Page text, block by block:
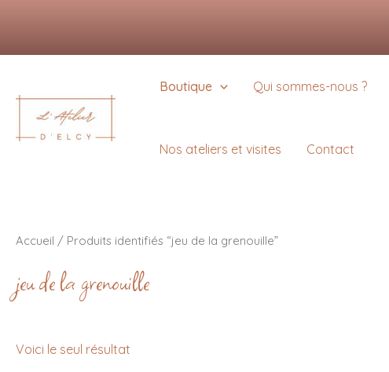
Boutique Qui sommes-nous ?
Nos ateliers et visites Contact
Accueil / Produits identifiés “jeu de la grenouille”
jeu de la grenouille
Voici le seul résultat